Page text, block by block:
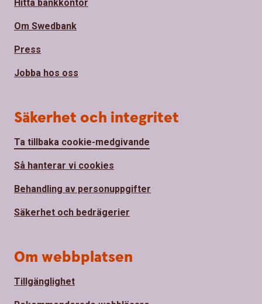
Hitta bankkontor
Om Swedbank
Press
Jobba hos oss
Säkerhet och integritet
Ta tillbaka cookie-medgivande
Så hanterar vi cookies
Behandling av personuppgifter
Säkerhet och bedrägerier
Om webbplatsen
Tillgänglighet